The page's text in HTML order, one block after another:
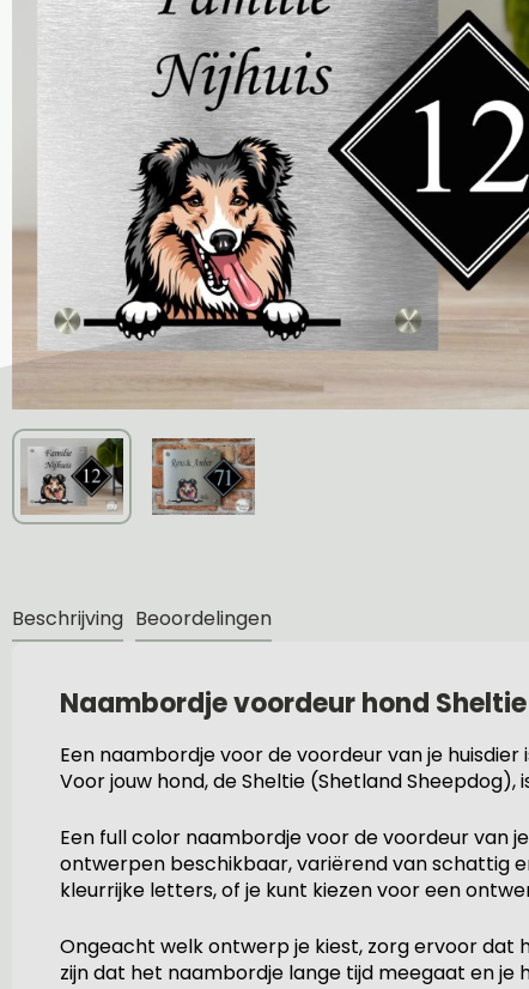
Beschrijving Beoordelingen
Naambordje voordeur hond
Een naambordje voor de voordeur van je
Voor jouw hond, de Sheltie (Shetland
Een full color naambordje voor de voordeur van
ontwerpen beschikbaar, variërend van schattig
kleurrijke letters, of je kunt kiezen voor een
Ongeacht welk ontwerp je kiest, zorg ervoor dat
zijn dat het naambordje lange tijd meegaat en je